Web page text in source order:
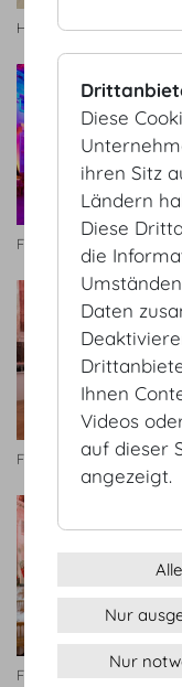
Hofburg Galerie
Festsaal
Festsaal
Festsaal
Diese
ihren Sitz
Ländern
Diese
die
Daten
Ihnen
Videos
auf dieser
angezeigt.
Nur
Nur